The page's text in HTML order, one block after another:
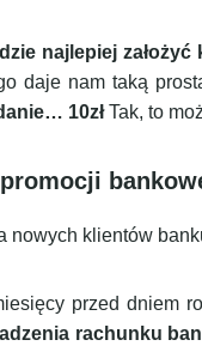
najlepiej założyć
daje nam taką
10złTak, to
nowych klientów
przed dniem
rachunku